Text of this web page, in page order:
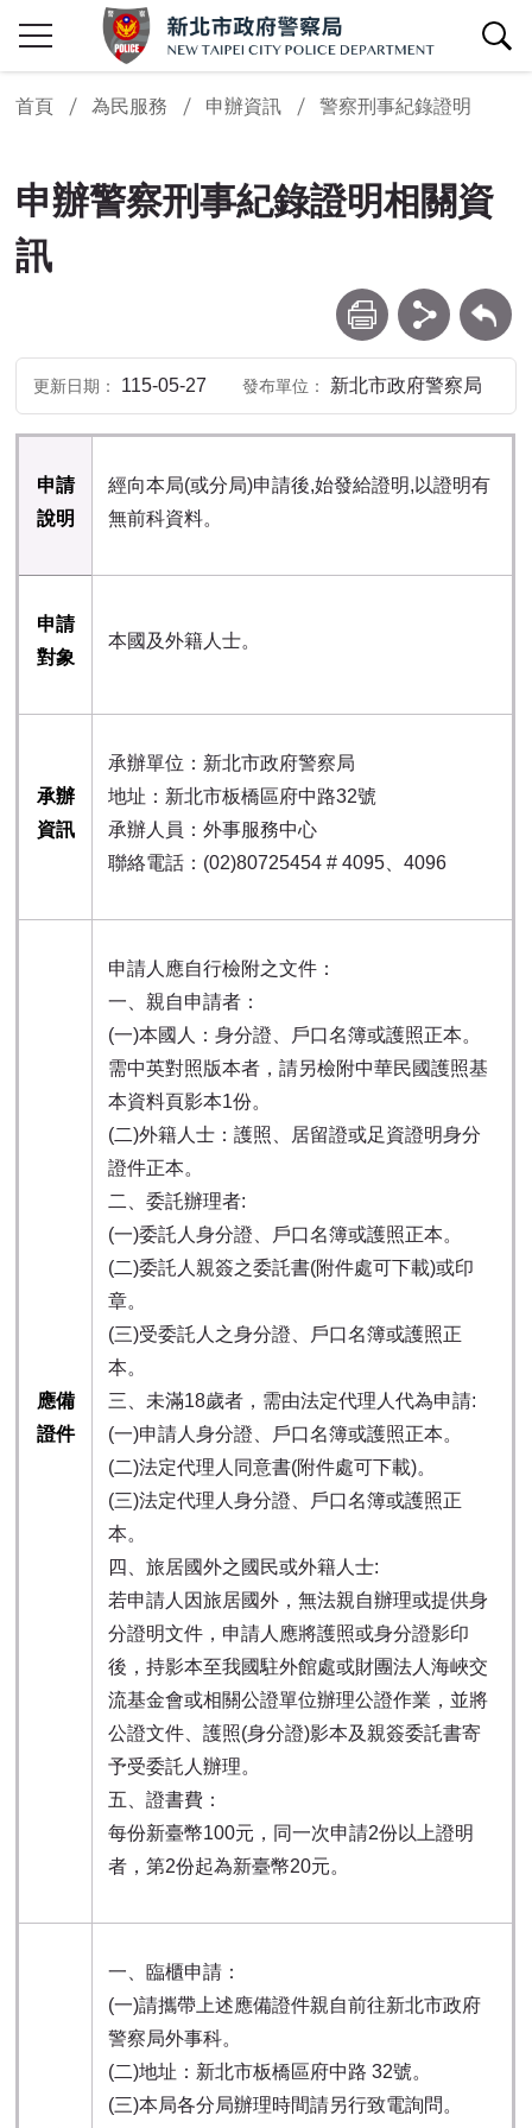
查詢區開關
首頁 為民服務 申辦資訊 警察刑事紀錄證明
申辦警察刑事紀錄證明相關資
訊
列印 分享 回上一頁
更新日期 115-05-27 發布單位 新北市政府警察局
申請
說明
經向本局(或分局)申請後,始發給證明,以證明有
無前科資料。
申請
對象
本國及外籍人士。
承辦
資訊
承辦單位：新北市政府警察局
地址：新北市板橋區府中路32號
承辦人員：外事服務中心
聯絡電話：(02)80725454 # 4095、4096
應備
證件
申請人應自行檢附之文件：
一、親自申請者：
(一)本國人：身分證、戶口名簿或護照正本。
需中英對照版本者，請另檢附中華民國護照基
本資料頁影本1份。
(二)外籍人士：護照、居留證或足資證明身分
證件正本。
二、委託辦理者:
(一)委託人身分證、戶口名簿或護照正本。
(二)委託人親簽之委託書(附件處可下載)或印
章。
(三)受委託人之身分證、戶口名簿或護照正
本。
三、未滿18歲者，需由法定代理人代為申請:
(一)申請人身分證、戶口名簿或護照正本。
(二)法定代理人同意書(附件處可下載)。
(三)法定代理人身分證、戶口名簿或護照正
本。
四、旅居國外之國民或外籍人士:
若申請人因旅居國外，無法親自辦理或提供身
分證明文件，申請人應將護照或身分證影印
後，持影本至我國駐外館處或財團法人海峽交
流基金會或相關公證單位辦理公證作業，並將
公證文件、護照(身分證)影本及親簽委託書寄
予受委託人辦理。
五、證書費：
每份新臺幣100元，同一次申請2份以上證明
者，第2份起為新臺幣20元。
一、臨櫃申請：
(一)請攜帶上述應備證件親自前往新北市政府
警察局外事科。
(二)地址：新北市板橋區府中路 32號。
(三)本局各分局辦理時間請另行致電詢問。